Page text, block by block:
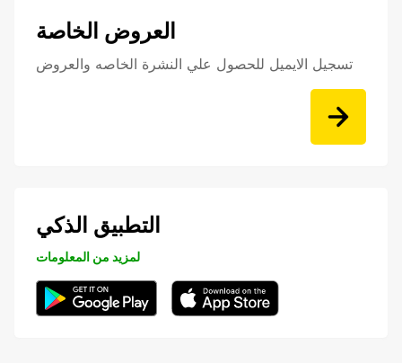
العروض الخاصة
تسجيل الايميل للحصول علي النشرة الخاصه والعروض
التطبيق الذكي
لمزيد من المعلومات